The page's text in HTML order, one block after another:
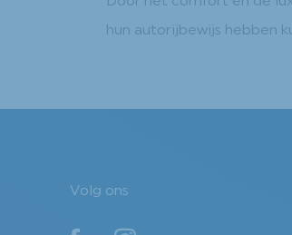
hun autorijbewijs hebben
Volg ons